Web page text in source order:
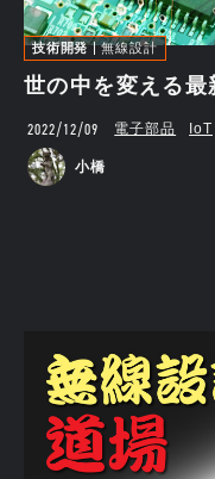
技術開発 無線設計
世の中を変える
2022/12/09 電子部品 IoT
小橋